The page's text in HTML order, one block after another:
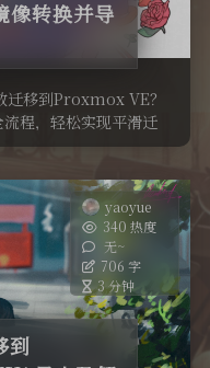
转换并导
移到Proxmox VE？
程，轻松实现平滑迁
yaoyue
340 热度
无~
706 字
3 分钟
到